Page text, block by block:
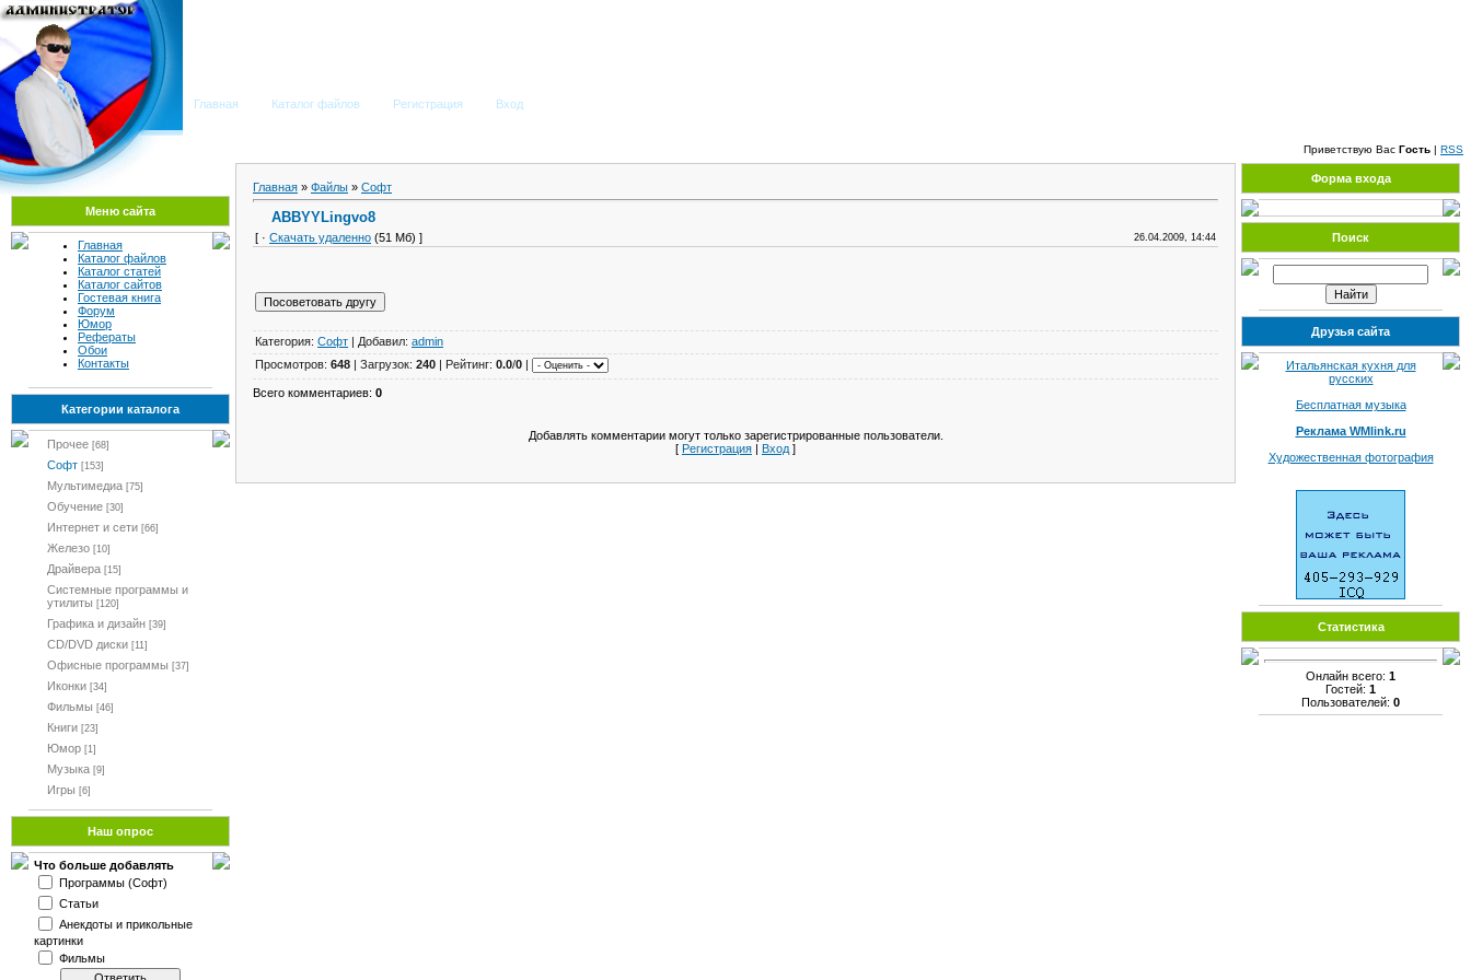
Главная Каталог файлов Регистрация Вход
Приветствую Вас Гость | RSS
Меню сайта
Главная
Каталог файлов
Каталог статей
Каталог сайтов
Гостевая книга
Форум
Юмор
Рефераты
Обои
Контакты
Категории каталога
Прочее [68]
Софт [153]
Мультимедиа [75]
Обучение [30]
Интернет и сети [66]
Железо [10]
Драйвера [15]
Системные программы и
утилиты [120]
Графика и дизайн [39]
CD/DVD диски [11]
Офисные программы [37]
Иконки [34]
Фильмы [46]
Книги [23]
Юмор [1]
Музыка [9]
Игры [6]
Наш опрос
Что больше добавлять
Программы (Софт)
Статьи
Анекдоты и прикольные
картинки
Фильмы
Главная » Файлы » Софт
ABBYYLingvo8
[ · Скачать удаленно (51 Мб) ] 26.04.2009, 14:44
Категория: Софт | Добавил: admin
Просмотров: 648 | Загрузок: 240 | Рейтинг: 0.0/0 |
Всего комментариев: 0
Добавлять комментарии могут только зарегистрированные пользователи.
[ Регистрация | Вход ]
Форма входа
Поиск
Друзья сайта
Итальянская кухня для
русских
Бесплатная музыка
Реклама WMlink.ru
Художественная фотография
Статистика
Онлайн всего: 1
Гостей: 1
Пользователей: 0